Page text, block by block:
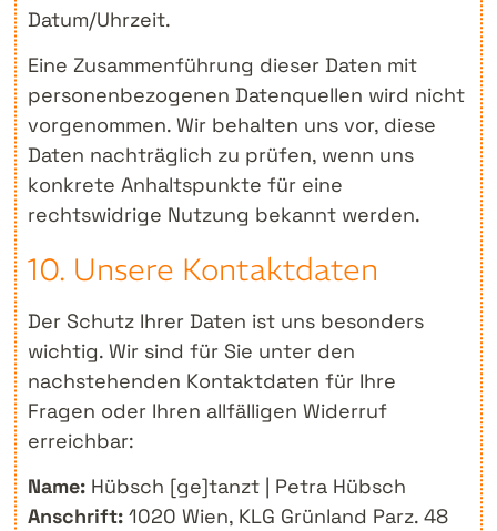
Datum/Uhrzeit.
Eine Zusammenführung dieser Daten mit
personenbezogenen Datenquellen wird nicht
vorgenommen. Wir behalten uns vor, diese
Daten nachträglich zu prüfen, wenn uns
konkrete Anhaltspunkte für eine
rechtswidrige Nutzung bekannt werden.
10. Unsere Kontaktdaten
Der Schutz Ihrer Daten ist uns besonders
wichtig. Wir sind für Sie unter den
nachstehenden Kontaktdaten für Ihre
Fragen oder Ihren allfälligen Widerruf
erreichbar:
Name: Hübsch [ge]tanzt | Petra Hübsch
Anschrift: 1020 Wien, KLG Grünland Parz. 48